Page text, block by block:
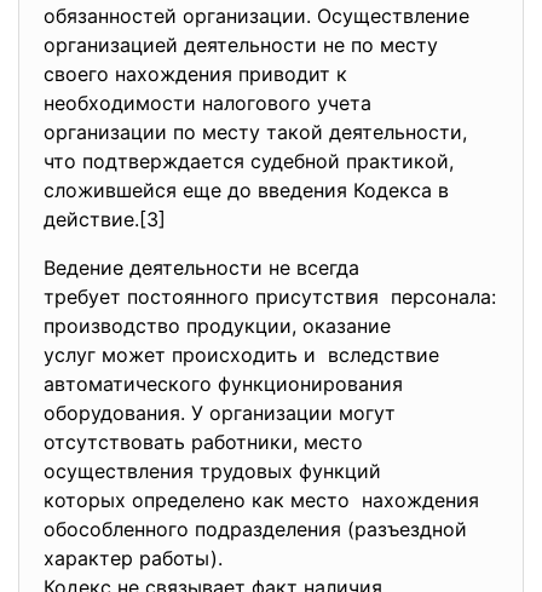
обязанностей организации. Осуществление
организацией деятельности не по месту
своего нахождения приводит к
необходимости налогового учета
организации по месту такой деятельности,
что подтверждается судебной практикой,
сложившейся еще до введения Кодекса в
действие.[3]
Ведение деятельности не всегда
требует постоянного присутствия персонала:
производство продукции, оказание
услуг может происходить и вследствие
автоматического функционирования
оборудования. У организации могут
отсутствовать работники, место
осуществления трудовых функций
которых определено как место нахождения
обособленного подразделения (разъездной
характер работы).
Кодекс не связывает факт наличия